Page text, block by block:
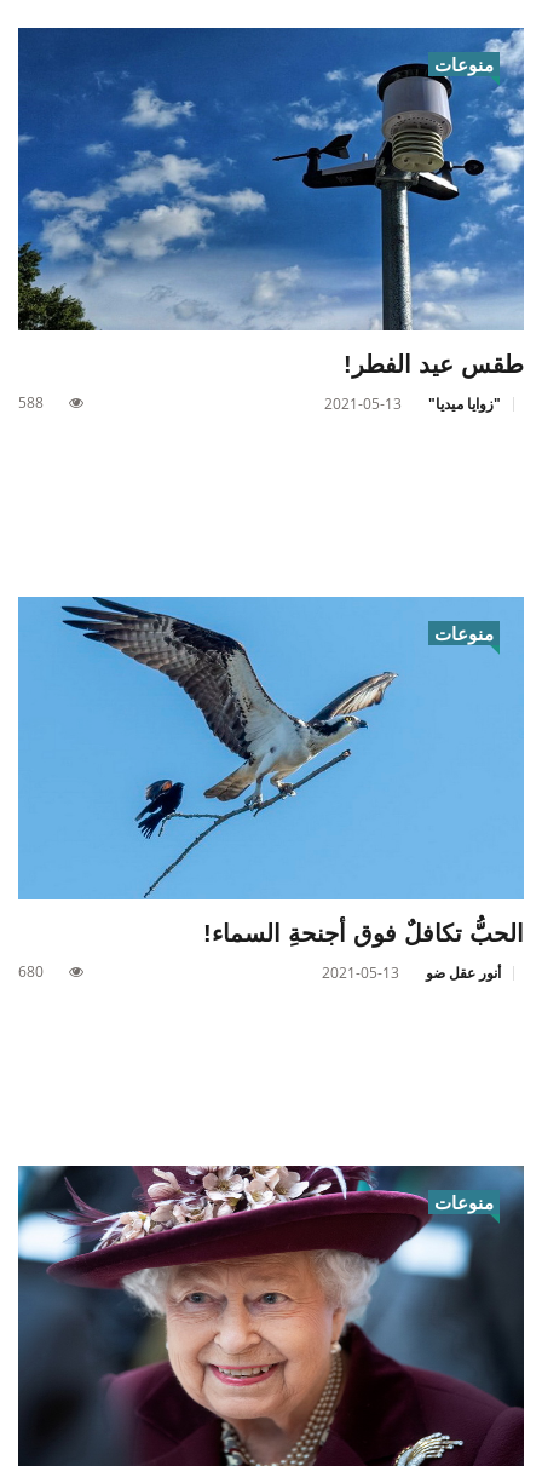
منوعات
طقس عيد الفطر!
"زوايا ميديا" 2021-05-13
588
منوعات
الحبُّ تكافلٌ فوق أجنحةِ السماء!
أنور عقل ضو 2021-05-13
680
منوعات